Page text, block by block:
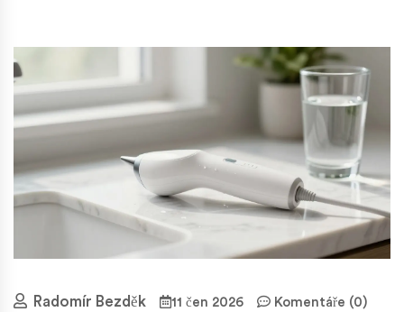
Radomír Bezděk 11 čen 2026 Komentáře (0)